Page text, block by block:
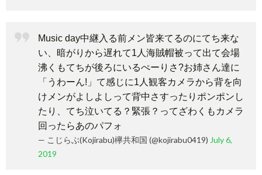
Music day中継入る前メン皆来てるのにてち来な
い、暗がりから遅れて1人海賊帽被って出て会場
沸くもてちが後ろにいるぺーりさ?お姉さん達に
「うわーん!」て感じに1人観客カメラから背を向
けメンがよしよしって背中さすったりポンポンし
たり、てち泣いてる？緊張？ってざわくもカメラ
回ったらあのパフォ
— こじらぶ(Kojirabu)欅共和国 (@kojirabu0419) July 6,
2019